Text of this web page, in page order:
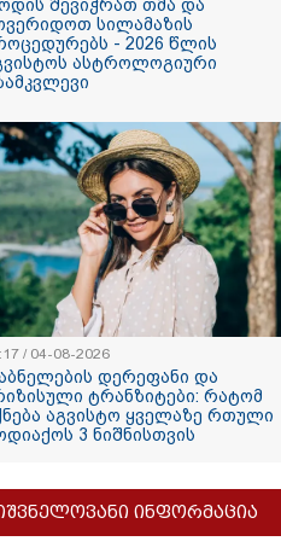
დეტალები
თინა
წითლიძე
აგვისტოს
გზამკვლევი
11:17 / 04-08-
კრიზისული
იქნება
ზოდიაქოს 3
შევიჭრათ თმა და
სილამაზის
- 2026 წლის
ასტროლოგიური
/ 04-08-2026
დერეფანი და
ტრანზიტები: რატომ
აგვისტო ყველაზე რთული
3 ნიშნისთვის
ინფორმაცია